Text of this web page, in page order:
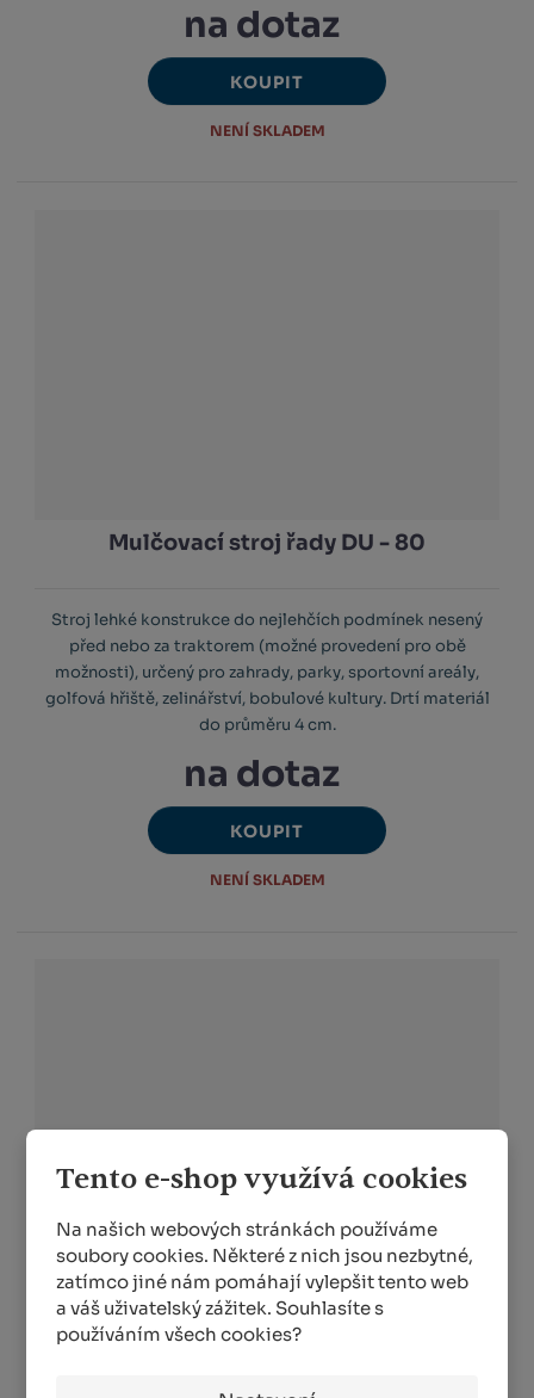
Tento e-shop využívá cookies
Na našich webových stránkách používáme
soubory cookies. Některé z nich jsou nezbytné,
zatímco jiné nám pomáhají vylepšit tento web
a váš uživatelský zážitek. Souhlasíte s
používáním všech cookies?
na dotaz
KOUPIT
NENÍ SKLADEM
Mulčovací stroj řady DU - 80
Stroj lehké konstrukce do nejlehčích podmínek nesený
před nebo za traktorem (možné provedení pro obě
možnosti), určený pro zahrady, parky, sportovní areály,
golfová hřiště, zelinářství, bobulové kultury. Drtí materiál
do průměru 4 cm.
na dotaz
KOUPIT
NENÍ SKLADEM
Mulčovací stroj řady DU - 90